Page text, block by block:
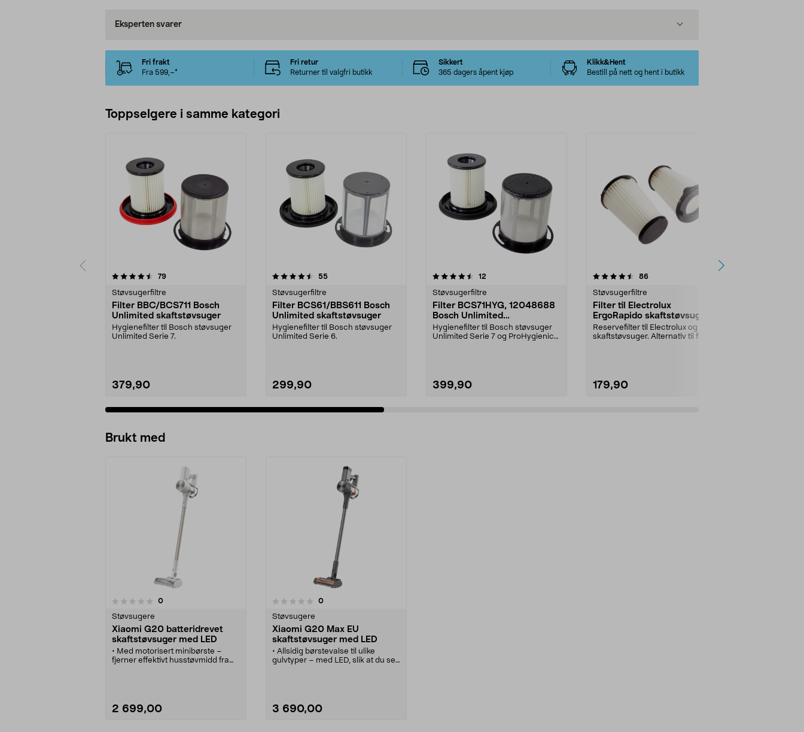
Eksperten svarer
Fri frakt
Fra 599,–*
Fri retur
Returner til valgfri butikk
Sikkert
365 dagers åpent kjøp
Klikk&Hent
Bestill på nett og hent i butikk
Toppselgere i samme kategori
79anmeldelser
Støvsugerfiltre
Filter BBC/BCS711 Bosch
Unlimited skaftstøvsuger
Hygienefilter til Bosch støvsuger
Unlimited Serie 7.
379,90
4.5 av 5 stjerner 55anmeldelser
Støvsugerfiltre
Filter BCS61/BBS611 Bosch
Unlimited skaftstøvsuger
Hygienefilter til Bosch støvsuger
Unlimited Serie 6.
299,90
4.5 av 5 stjerner 12
Støvsugerfiltre
Filter BCS71HYG, 12048688
Bosch Unlimited
skaftstøvsuger
Hygienefilter til Bosch støvsuger
Unlimited Serie 7 og ProHygienic
399,90
4.5 av 5 stjerner 86anmeldelser
Støvsugerfiltre
Filter til Electrolux
ErgoRapido skaftstøvsuger
Reservefilter til Electrolux og AEG
skaftstøvsuger. Alternativ til filter
179,90
5.0 av 5 stjerner
Brukt med
0anmeldelser
Støvsugere
Xiaomi G20 batteridrevet
skaftstøvsuger med LED
• Med motorisert minibørste –
fjerner effektivt husstøvmidd fra
• Fleksibelt 2-i-1-munnstykke til
grundig rengjøring av hjørner og
2 699,00
0.0 av 5 stjerner 0anmeldelser
Støvsugere
Xiaomi G20 Max EU
skaftstøvsuger med LED
• Allsidig børstevalse til ulike
gulvtyper – med LED, slik at du ser
sugekraft – fjerner enkelt smuss
og hår.
3 690,00